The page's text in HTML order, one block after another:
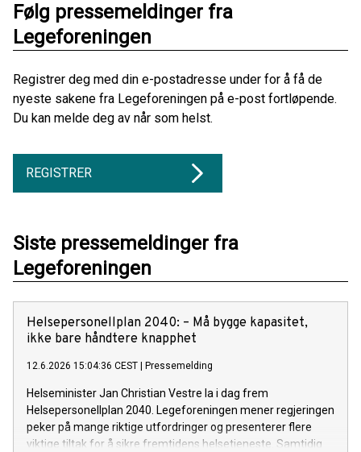
Følg pressemeldinger fra
Legeforeningen
Registrer deg med din e-postadresse under for å få de
nyeste sakene fra Legeforeningen på e-post fortløpende.
Du kan melde deg av når som helst.
REGISTRER
Siste pressemeldinger fra
Legeforeningen
Helsepersonellplan 2040: – Må bygge kapasitet,
ikke bare håndtere knapphet
12.6.2026 15:04:36 CEST Pressemelding
Helseminister Jan Christian Vestre la i dag frem
Helsepersonellplan 2040. Legeforeningen mener regjeringen
peker på mange riktige utfordringer og presenterer flere
viktige tiltak for å sikre fremtidens helsetjeneste. Samtidig